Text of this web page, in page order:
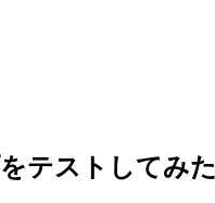
テストしてみた